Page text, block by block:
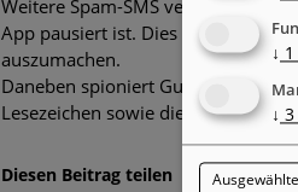
Weitere Spam-SMS versendet die
App pausiert ist. Dies mache es
auszumachen.
Daneben spioniert Gunpowder
Lesezeichen sowie die auf dem
Diesen Beitrag teilen
↓ 1
↓ 3